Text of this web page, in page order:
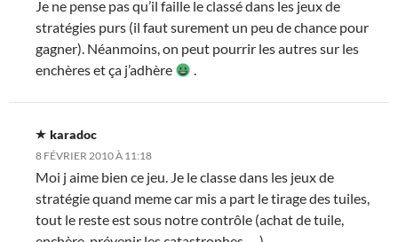
Je ne pense pas qu’il faille le classé dans les jeux de
stratégies purs (il faut surement un peu de chance pour
gagner). Néanmoins, on peut pourrir les autres sur les
enchères et ça j’adhère
.
karadoc
8 FÉVRIER 2010 À 11:18
Moi j aime bien ce jeu. Je le classe dans les jeux de
stratégie quand meme car mis a part le tirage des tuiles,
tout le reste est sous notre contrôle (achat de tuile,